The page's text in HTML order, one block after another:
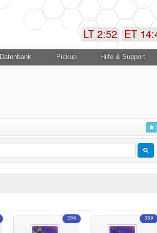
ET
LT 2:52
Datenbank Pickup Hilfe & Support
356 359